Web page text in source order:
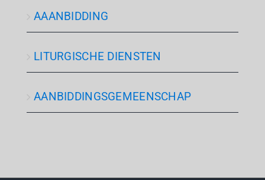
AAANBIDDING
LITURGISCHE DIENSTEN
AANBIDDINGSGEMEENSCHAP